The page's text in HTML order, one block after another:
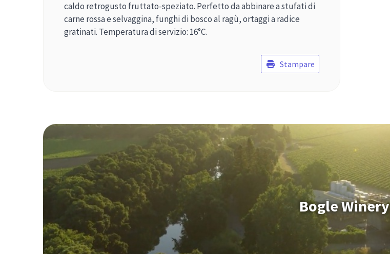
caldo retrogusto fruttato-speziato. Perfetto da abbinare a stufati di
carne rossa e selvaggina, funghi di bosco al ragù, ortaggi a radice
gratinati. Temperatura di servizio: 16°C.
Stampare
Bogle Winery